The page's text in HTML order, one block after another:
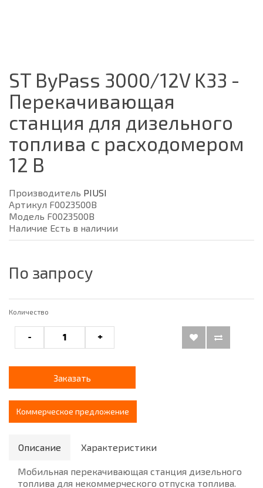
ST ByPass 3000/12V K33 -
Перекачивающая
станция для дизельного
топлива с расходомером
12 В
Производитель PIUSI
Артикул F0023500B
Модель F0023500B
Наличие Есть в наличии
По запросу
Количество
- +
Заказать
Коммерческое предложение
Описание Характеристики
Мобильная перекачивающая станция дизельного
топлива для некоммерческого отпуска топлива.